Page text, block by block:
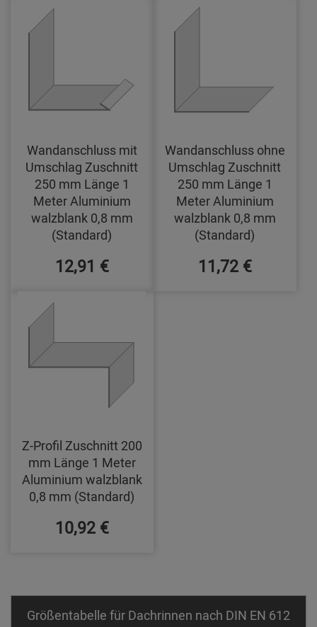
Wandanschluss mit
Umschlag Zuschnitt
250 mm Länge 1
Meter Aluminium
walzblank 0,8 mm
(Standard)
12,91 €
Wandanschluss ohne
Umschlag Zuschnitt
250 mm Länge 1
Meter Aluminium
walzblank 0,8 mm
(Standard)
11,72 €
Z-Profil Zuschnitt 200
mm Länge 1 Meter
Aluminium walzblank
0,8 mm (Standard)
10,92 €
Größentabelle für Dachrinnen nach DIN EN 612